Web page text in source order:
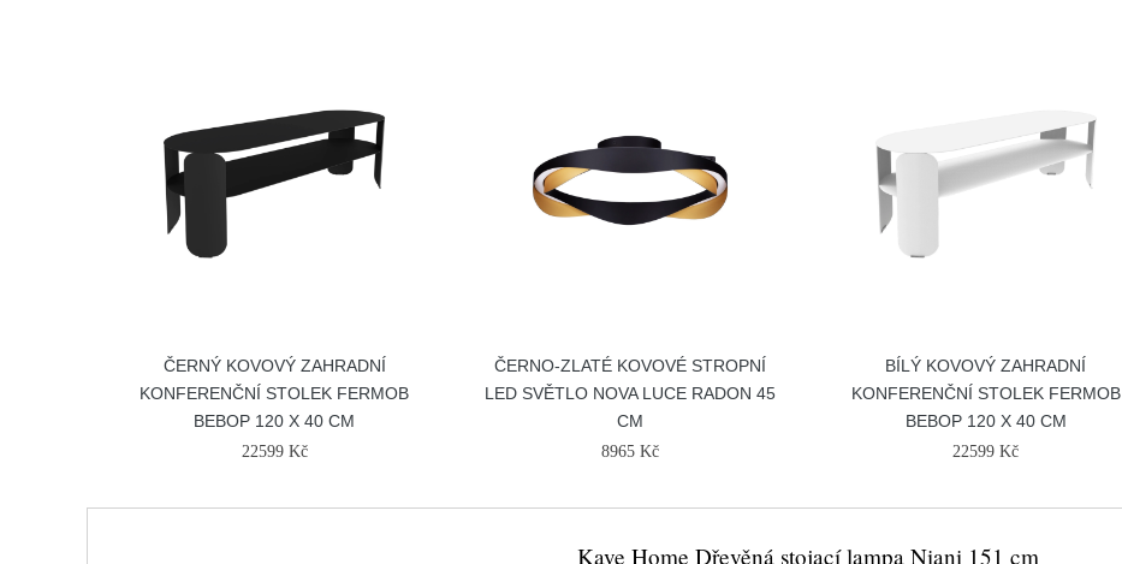
ČERNÝ KOVOVÝ ZAHRADNÍ
KONFERENČNÍ STOLEK FERMOB
BEBOP 120 X 40 CM
22599 Kč
ČERNO-ZLATÉ KOVOVÉ STROPNÍ
LED SVĚTLO NOVA LUCE RADON 45
CM
8965 Kč
BÍLÝ KOVOVÝ ZAHRADNÍ
KONFERENČNÍ STOLEK FERMOB
BEBOP 120 X 40 CM
22599 Kč
Kave Home Dřevěná stojací lampa Niani 151 cm